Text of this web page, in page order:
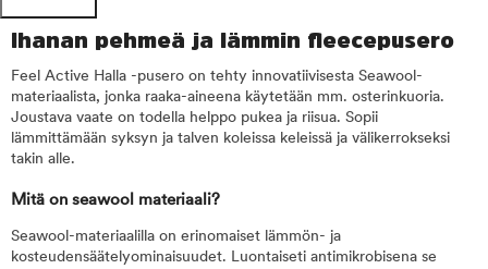
Ihanan pehmeä ja lämmin fleecepusero
Feel Active Halla -pusero on tehty innovatiivisesta Seawool-
materiaalista, jonka raaka-aineena käytetään mm. osterinkuoria.
Joustava vaate on todella helppo pukea ja riisua. Sopii
lämmittämään syksyn ja talven koleissa keleissä ja välikerrokseksi
takin alle.
Mitä on seawool materiaali?
Seawool-materiaalilla on erinomaiset lämmön- ja
kosteudensäätelyominaisuudet. Luontaiseti antimikrobisena se